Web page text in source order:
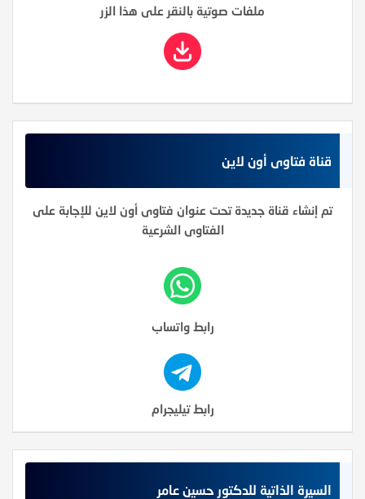
ملفات صوتية بالنقر على هذا الزر
قناة فتاوى أون لاين
تم إنشاء قناة جديدة تحت عنوان فتاوى أون لاين للإجابة على
الفتاوى الشرعية
رابط واتساب
رابط تيليجرام
السيرة الذاتية للدكتور حسين عامر